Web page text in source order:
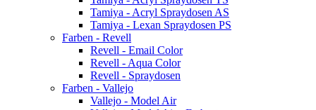
Tamiya - Acryl Spraydosen AS
Tamiya - Lexan Spraydosen PS
Farben - Revell
Revell - Email Color
Revell - Aqua Color
Revell - Spraydosen
Farben - Vallejo
Vallejo - Model Air